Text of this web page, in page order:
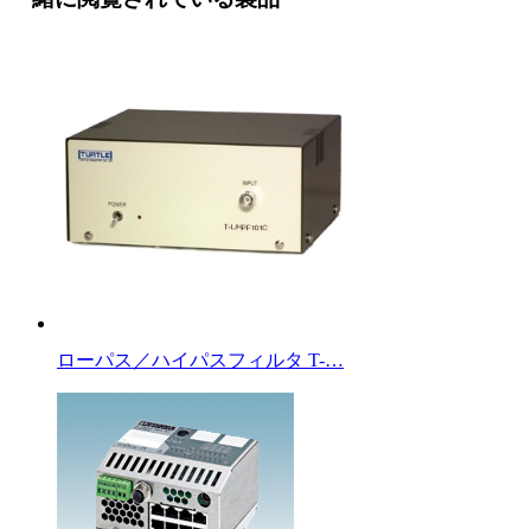
ローパス／ハイパスフィルタ T-…